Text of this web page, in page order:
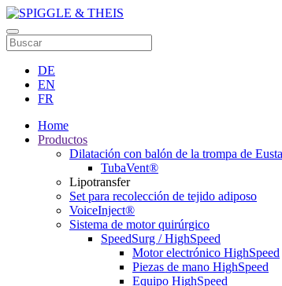
DE
EN
FR
Home
Productos
Dilatación con balón de la trompa de
TubaVent®
Lipotransfer
Set para recolección de tejido adiposo
VoiceInject®
Sistema de motor quirúrgico
SpeedSurg / HighSpeed
Motor electrónico HighSpeed
Piezas de mano HighSpeed
Equipo HighSpeed